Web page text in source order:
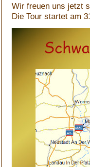
Wir freuen uns jetzt
Die Tour startet am